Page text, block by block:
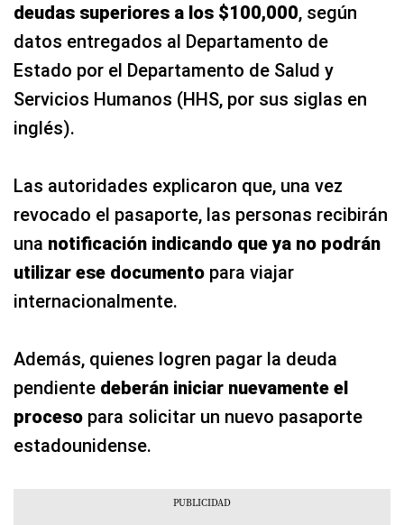
deudas superiores a los $100,000, según
datos entregados al Departamento de
Estado por el Departamento de Salud y
Servicios Humanos (HHS, por sus siglas en
inglés).
Las autoridades explicaron que, una vez
revocado el pasaporte, las personas recibirán
una notificación indicando que ya no podrán
utilizar ese documento para viajar
internacionalmente.
Además, quienes logren pagar la deuda
pendiente deberán iniciar nuevamente el
proceso para solicitar un nuevo pasaporte
estadounidense.